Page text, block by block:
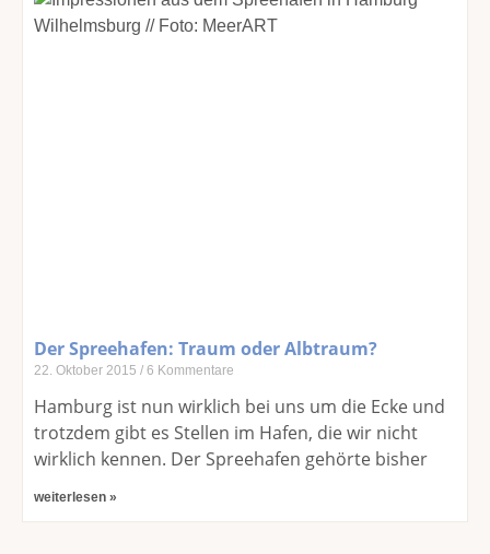
Der Spreehafen: Traum oder Albtraum?
22. Oktober 2015 6 Kommentare
Hamburg ist nun wirklich bei uns um die Ecke und
trotzdem gibt es Stellen im Hafen, die wir nicht
wirklich kennen. Der Spreehafen gehörte bisher
weiterlesen »